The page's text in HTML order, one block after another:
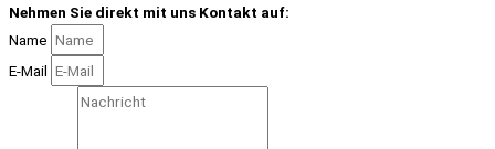
Nehmen Sie direkt mit uns Kontakt auf:
Name
E-Mail